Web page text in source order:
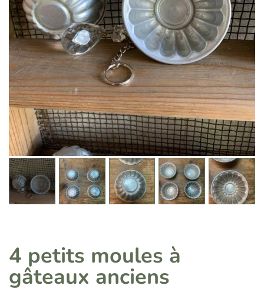
4 petits moules à
gâteaux anciens